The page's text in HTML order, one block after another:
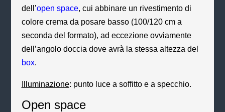
dell’open space, cui abbinare un rivestimento di
colore crema da posare basso (100/120 cm a
seconda del formato), ad eccezione ovviamente
dell’angolo doccia dove avrà la stessa altezza del
box.
Illuminazione: punto luce a soffitto e a specchio.
Open space